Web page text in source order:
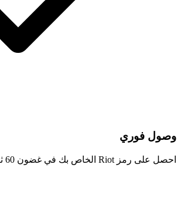
وصول فوري
احصل على رمز Riot الخاص بك في غضون 60 ثانية